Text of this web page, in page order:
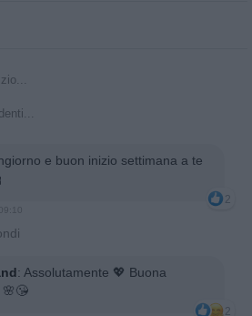
e buon inizio settimana a te
2
: Assolutamente 💖 Buona
2